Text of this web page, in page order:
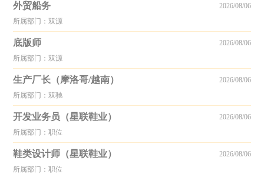
外贸船务
所属部门：双源
2026/08/06
底版师
所属部门：双源
2026/08/06
生产厂长（摩洛哥/越南）
所属部门：双驰
2026/08/06
开发业务员（星联鞋业）
所属部门：职位
2026/08/06
鞋类设计师（星联鞋业）
所属部门：职位
2026/08/06